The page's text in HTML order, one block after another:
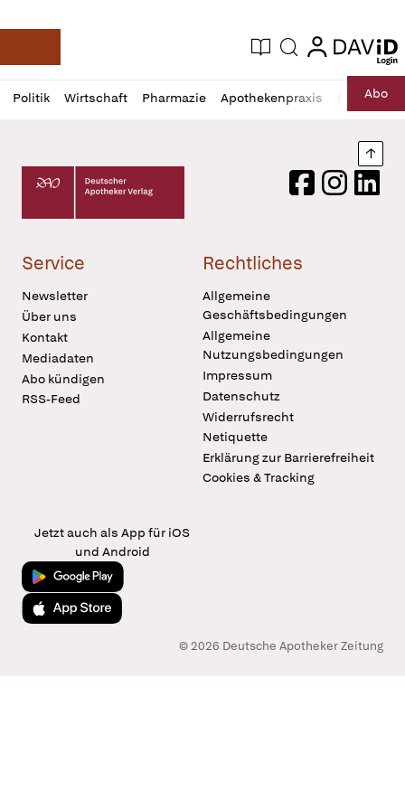
Deutsche Apotheker Zeitung
Aktuelle Ausgabe
Suche login
login
Politik Wirtschaft Pharmazie Apothekenpraxis RechtAbo
Profil
öffnen
Daz
Pur
Deutscher Apotheker Verlag Logo
FacebookInstagram
Service
Newsletter
Über uns
Kontakt
Mediadaten
Abo kündigen
RSS-Feed
Rechtliches
Allgemeine
Geschäftsbedingungen
Allgemeine
Nutzungsbedingungen
Impressum
Datenschutz
Widerrufsrecht
Netiquette
Erklärung zur Barrierefreiheit
Cookies & Tracking
Jetzt auch als App für iOS
und Android
Jetzt bei Google Play
Laden im App Store
© 2026 Deutsche Apotheker Zeitung